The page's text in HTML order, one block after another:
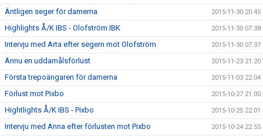
Äntligen seger för damerna 2015-11-30 20:45
Highlights Å/K IBS - Olofström IBK 2015-11-30 07:38
Intervju med Arta efter segern mot Olofström 2015-11-30 07:37
Ännu en uddamålsförlust 2015-11-23 21:20
Första trepoängaren för damerna 2015-11-03 22:04
Förlust mot Pixbo 2015-10-27 21:00
Hightlights Å/K IBS - Pixbo 2015-10-25 22:01
Intervju med Anna efter förlusten mot Pixbo 2015-10-24 22:55